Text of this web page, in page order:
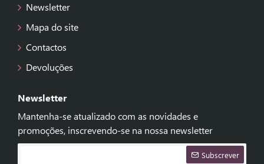
Newsletter
Mapa do site
Contactos
Devoluções
Newsletter
Mantenha-se atualizado com as novidades e
promoções, inscrevendo-se na nossa newsletter
Subscrever